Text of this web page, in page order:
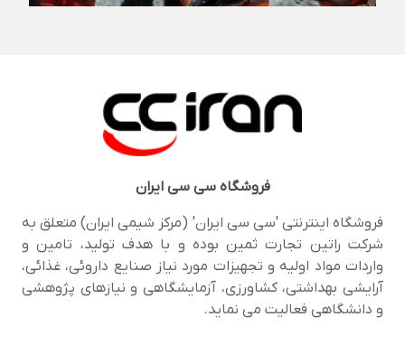
فروشگاهسی سی ایران
فروشگاه اینترنتی 'سی سی ایران' (مرکز شیمی ایران) متعلق به
شرکت راتین تجارت ثمین بوده و با هدف تولید، تامین و
واردات مواد اولیه و تجهیزات مورد نیاز صنایع داروئی، غذائی،
آرایشی بهداشتی، کشاورزی، آزمایشگاهی و نیازهای پژوهشی
و دانشگاهی فعالیت می نماید.